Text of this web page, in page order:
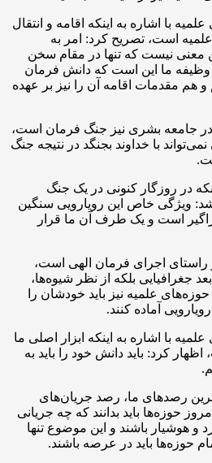
با اشاره به اینکه اقامه و انتقال
است، تصریح کرد: امر به
معنی نیست که تنها در مقام سخن
وظیفه ما این است که دانش فرمان
و هم مقدمات اقامه آن را نیز بر عهده
در جامعه بشری نیز جنگ فرمان است،
با خداوند بجنگد در نتیجه جنگ
در روزگار کنونی در یک جنگ
شد: ویژگی خاص این رویارویی سنگین
است و یک طرف آن ما قرار
راستای اجرای فرمان الهی است،
جغرافیایی بلکه از نظر شیوه‌ها،
علمیه نیز باید خودشان را
آماده کنند.
با اشاره به اینکه ابزار اصلی ما
کرد: باید دانش خود را باید به
رصدهای ما، رصد جریان‌های
حوزه‌ها باید بدانند که چه جریانی
و هوشیار باشند و این موضوع تنها
حوزه‌ها باید در عرصه باشند.